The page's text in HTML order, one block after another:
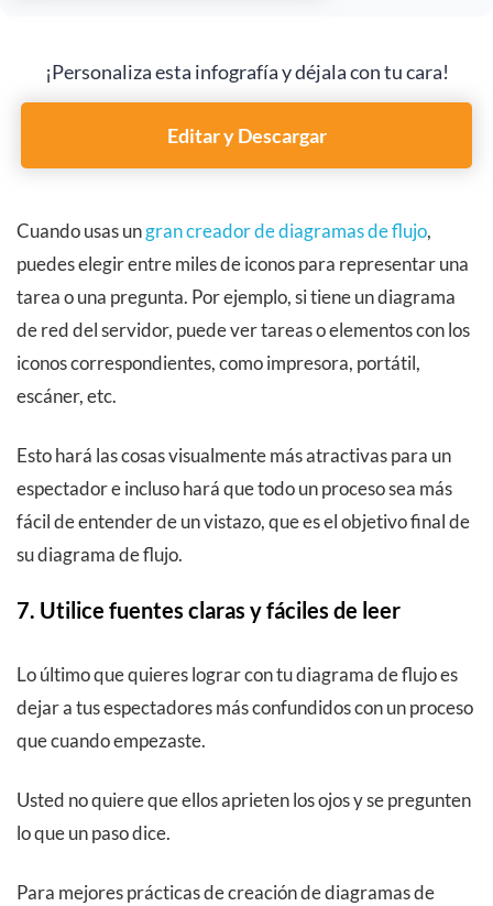
¡Personaliza esta infografía y déjala con tu cara!
Editar y Descargar
Cuando usas ungran creador de diagramas de flujo,
puedes elegir entre miles de iconos para representar una
tarea o una pregunta. Por ejemplo, si tiene un diagrama
de red del servidor, puede ver tareas o elementos con los
iconos correspondientes, como impresora, portátil,
escáner, etc.
Esto hará las cosas visualmente más atractivas para un
espectador e incluso hará que todo un proceso sea más
fácil de entender de un vistazo, que es el objetivo final de
su diagrama de flujo.
7. Utilice fuentes claras y fáciles de leer
Lo último que quieres lograr con tu diagrama de flujo es
dejar a tus espectadores más confundidos con un proceso
que cuando empezaste.
Usted no quiere que ellos aprieten los ojos y se pregunten
lo que un paso dice.
Para mejores prácticas de creación de diagramas de